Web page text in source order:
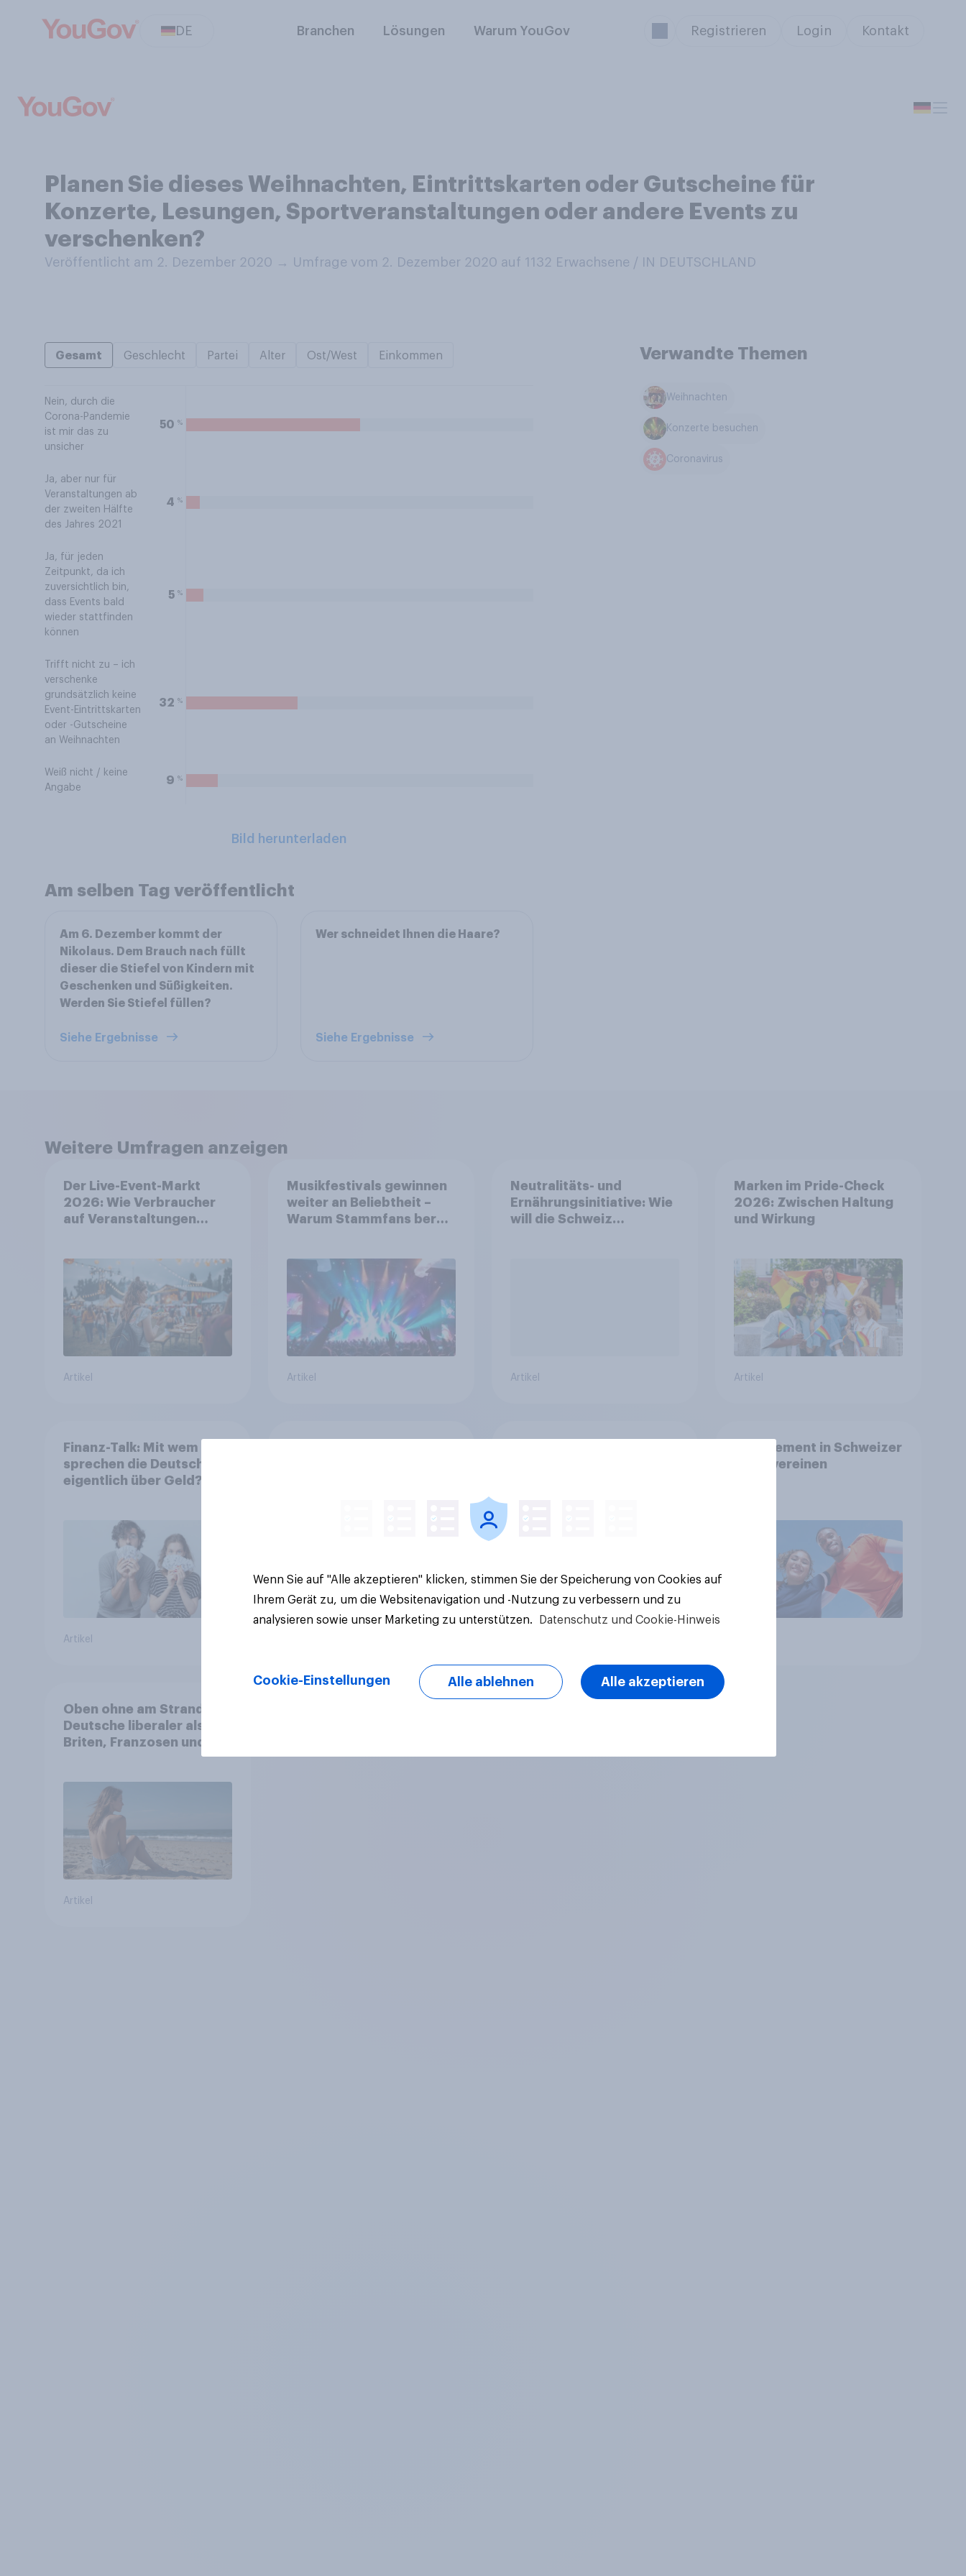
DE Branchen Lösungen Warum YouGov Registrieren Login Kontakt
Planen Sie dieses Weihnachten, Eintrittskarten oder Gutscheine für
Konzerte, Lesungen, Sportveranstaltungen oder andere Events zu
verschenken?
Veröffentlicht am 2. Dezember 2020 → Umfrage vom 2. Dezember 2020 auf 1132 Erwachsene / IN DEUTSCHLAND
Gesamt Geschlecht Partei Alter Ost/West Einkommen
Nein, durch die
Corona-Pandemie
ist mir das zu
unsicher
50 %
Ja, aber nur für
Veranstaltungen ab
der zweiten Hälfte
des Jahres 2021
4 %
Ja, für jeden
Zeitpunkt, da ich
zuversichtlich bin,
dass Events bald
wieder stattfinden
können
5 %
Trifft nicht zu – ich
verschenke
grundsätzlich keine
Event-Eintrittskarten
oder -Gutscheine
an Weihnachten
32 %
Weiß nicht / keine
Angabe
9 %
Bild herunterladen
Verwandte Themen
Weihnachten
Konzerte besuchen
Coronavirus
Am selben Tag veröffentlicht
Am 6. Dezember kommt der
Nikolaus. Dem Brauch nach füllt
dieser die Stiefel von Kindern mit
Geschenken und Süßigkeiten.
Werden Sie Stiefel füllen?
Siehe Ergebnisse
Wer schneidet Ihnen die Haare?
Siehe Ergebnisse
Weitere Umfragen anzeigen
Der Live-Event-Markt
2026: Wie Verbraucher
auf Veranstaltungen
Artikel
Musikfestivals gewinnen
weiter an Beliebtheit –
Warum Stammfans bereit
Artikel
Neutralitäts- und
Ernährungsinitiative: Wie
will die Schweiz
Artikel
Marken im Pride-Check
2026: Zwischen Haltung
und Wirkung
Artikel
Finanz-Talk: Mit wem
sprechen die Deutschen
eigentlich über Geld?
Artikel
Engagement in Schweizer
Sportvereinen
Oben ohne am Strand:
Deutsche liberaler als
Briten, Franzosen und
Artikel
Wenn Sie auf "Alle akzeptieren" klicken, stimmen Sie der Speicherung von Cookies auf
Ihrem Gerät zu, um die Websitenavigation und -Nutzung zu verbessern und zu
analysieren sowie unser Marketing zu unterstützen.
Datenschutz und Cookie-Hinweis
Cookie-Einstellungen Alle ablehnen Alle akzeptieren